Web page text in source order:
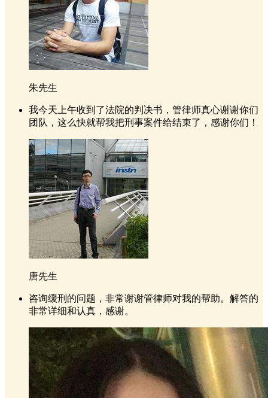
朱先生
我今天上午收到了法院的判决书，管律师真心谢谢你们
团队，这么快就帮我把刑事案件给结束了，感谢你们！
唐先生
咨询缓刑的问题，非常谢谢管律师对我的帮助。解答的
非常详细和认真，感谢。